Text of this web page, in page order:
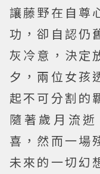
讓藤野在自尊
功，卻自認仍
灰冷意，決定
夕，兩位女孩
起不可分割的
隨著歲月流
喜，然而一場
未來的一切幻